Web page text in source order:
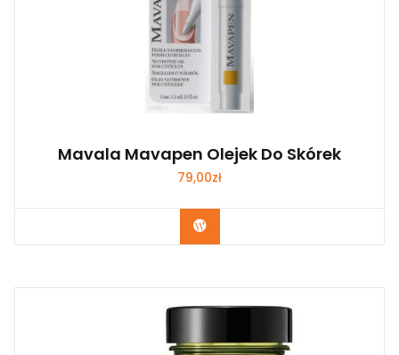
Mavala Mavapen Olejek Do Skórek
79,00zł
Zobacz